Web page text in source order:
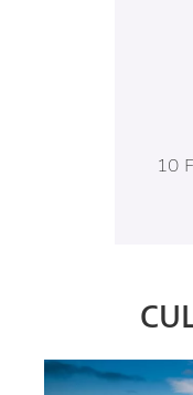
10